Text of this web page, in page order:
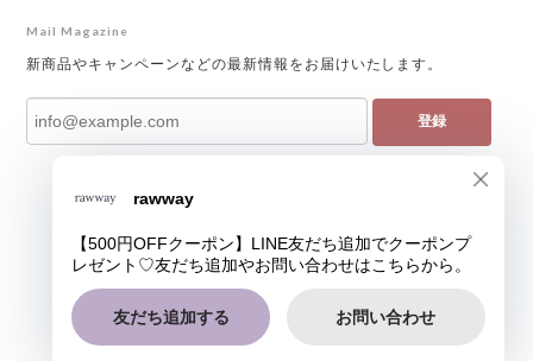
Mail Magazine
新商品やキャンペーンなどの最新情報をお届けいたします。
登録